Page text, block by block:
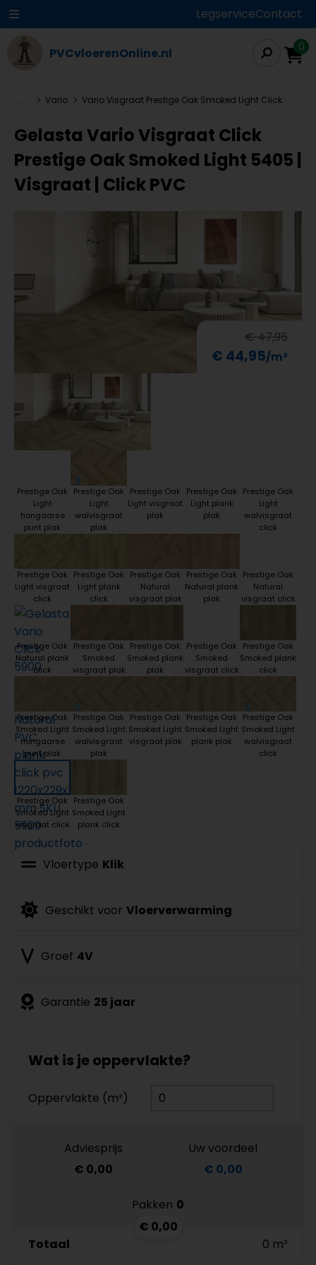
LegserviceContact
PVCvloerenOnline.nl 0
... Vario Vario Visgraat Prestige Oak Smoked Light Click
Gelasta Vario Visgraat Click
Prestige Oak Smoked Light 5405 |
Visgraat | Click PVC
€ 47,95
€ 44,95
Prestige Oak
Light
hongaarse
punt plak
Prestige Oak
Light
walvisgraat
plak
Prestige Oak
Light visgraat
plak
Prestige Oak
Light plank
plak
Prestige Oak
Light
walvisgraat
click
Prestige Oak
Light visgraat
click
Prestige Oak
Light plank
click
Prestige Oak
Natural
visgraat plak
Prestige Oak
Natural plank
plak
Prestige Oak
Natural
visgraat click
Prestige Oak
Natural plank
click
Prestige Oak
Smoked
visgraat plak
Prestige Oak
Smoked plank
plak
Prestige Oak
Smoked
visgraat click
Prestige Oak
Smoked plank
click
Prestige Oak
Smoked Light
hongaarse
punt plak
Prestige Oak
Smoked Light
walvisgraat
plak
Prestige Oak
Smoked Light
visgraat plak
Prestige Oak
Smoked Light
plank plak
Prestige Oak
Smoked Light
walvisgraat
click
Prestige Oak
Smoked Light
visgraat click
Prestige Oak
Smoked Light
plank click
Vloertype Klik
Geschikt voor Vloerverwarming
Groef 4V
Garantie 25 jaar
Wat is je oppervlakte?
Oppervlakte (m²)
Adviesprijs
€ 0,00
Uw voordeel
€ 0,00
Pakken 0
€ 0,00
Totaal
0 m²